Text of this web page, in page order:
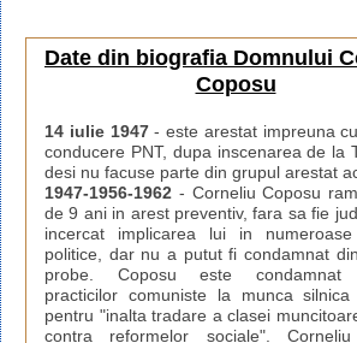
Date din biografia Domnului
Coposu
14 iulie 1947- este arestat impreuna
conducere PNT, dupa inscenarea de la
desi nu facuse parte din grupul arestat
1947-1956-1962 - Corneliu Coposu
de 9 ani in arest preventiv, fara sa fie
incercat implicarea lui in numeroase
politice, dar nu a putut fi condamnat
probe. Coposu este condamnat
practicilor comuniste la munca
pentru "inalta tradare a clasei
contra reformelor sociale". Corneliu